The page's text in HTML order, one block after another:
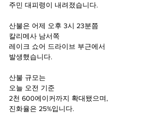
주민 대피령이 내려졌습니다.
산불은 어제 오후 3시 23분쯤
칼리메사 남서쪽
레이크 쇼어 드라이브 부근에서
발생했습니다.
산불 규모는
오늘 오전 기준
2천 600에이커까지 확대됐으며,
진화율은 25%입니다.